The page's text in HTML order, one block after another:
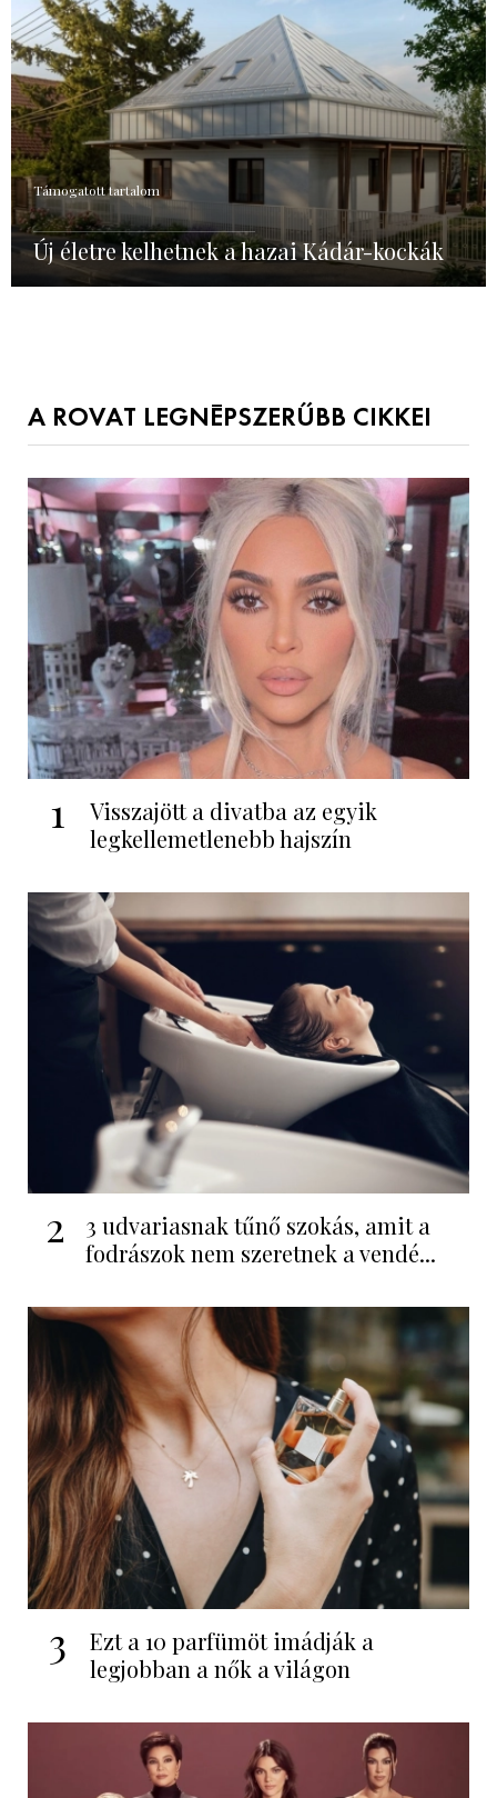
Támogatott tartalom
Új életre kelhetnek a hazai Kádár-kockák
A ROVAT LEGNÉPSZERŰBB CIKKEI
1
Visszajött a divatba az egyik
legkellemetlenebb hajszín
2
3 udvariasnak tűnő szokás, amit a
fodrászok nem szeretnek a vendé...
3
Ezt a 10 parfümöt imádják a
legjobban a nők a világon